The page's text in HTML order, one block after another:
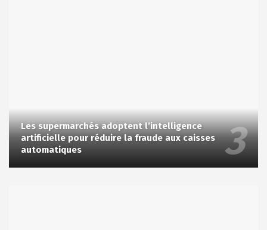
Les supermarchés adoptent l’intelligence
artificielle pour réduire la fraude aux caisses
automatiques